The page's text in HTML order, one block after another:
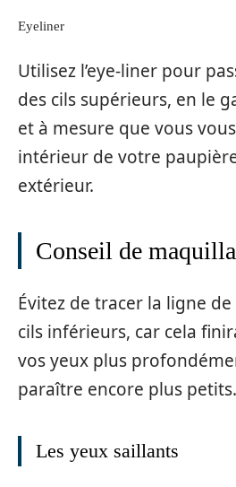
Eyeliner
Utilisez l’eye-liner pour
des cils supérieurs, en le
et à mesure que vous
intérieur de votre
extérieur.
Conseil de
Évitez de tracer la ligne
cils inférieurs, car cela
vos yeux plus
paraître encore plus petits.
Les yeux saillants